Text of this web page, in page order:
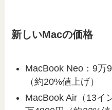
新しいMacの価格
MacBook Neo：9万
（約20%値上げ）
MacBook Air（13イ